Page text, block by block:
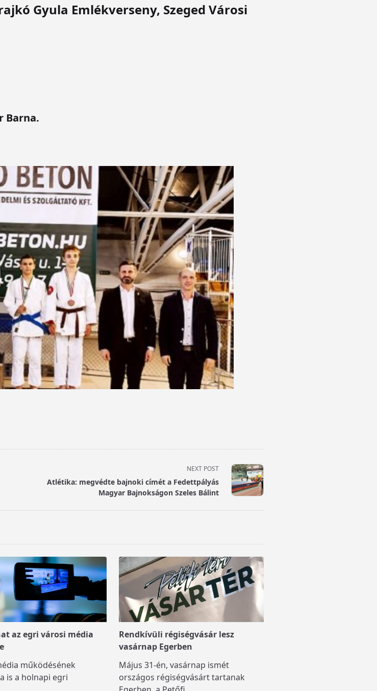
Gyula Emlékverseny, Szeged Városi
Barna.
NEXT POST
Atlétika: megvédte bajnoki címét a Fedettpályás
Magyar Bajnokságon Szeles Bálint
az egri városi média
működésének
is a holnapi egri
Rendkívüli régiségvásár lesz
vasárnap Egerben
Május 31-én, vasárnap ismét
országos régiségvásárt tartanak